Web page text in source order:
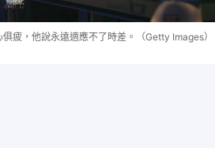
疲，他說永遠適應不了時差。（Getty Images）